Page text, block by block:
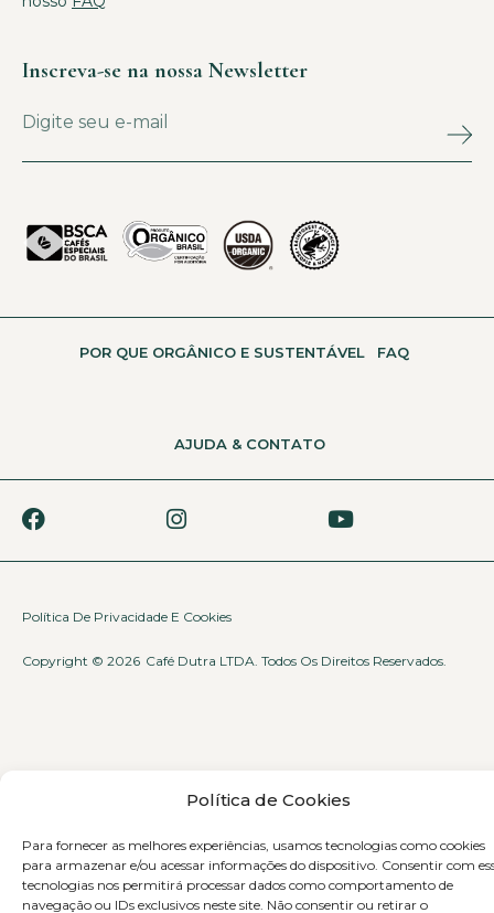
Política de Cookies
Para fornecer as melhores experiências, usamos tecnologias como cookies
para armazenar e/ou acessar informações do dispositivo. Consentir com
tecnologias nos permitirá processar dados como comportamento de
navegação ou IDs exclusivos neste site. Não consentir ou retirar o
Inscreva-se na nossa Newsletter
POR QUE ORGÂNICO E SUSTENTÁVEL FAQ
AJUDA & CONTATO
Copyright © 2026 Café Dutra LTDA. Todos Os Direitos Reservados.
Política De Privacidade E Cookies